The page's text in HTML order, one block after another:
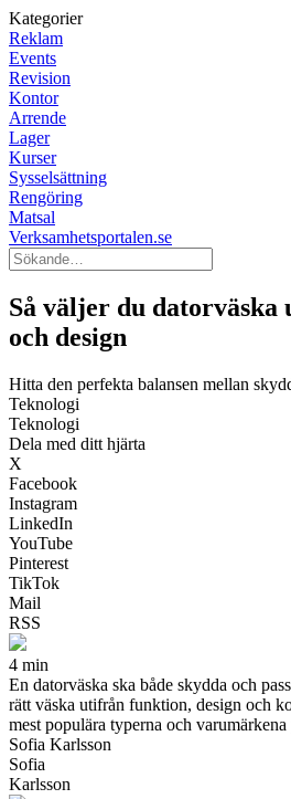
Kategorier
Reklam
Events
Revision
Kontor
Arrende
Lager
Kurser
Sysselsättning
Rengöring
Matsal
Verksamhetsportalen.se
Så väljer du
och design
Hitta den perfekta balansen mellan
Teknologi
Teknologi
Dela med ditt hjärta
X
Facebook
Instagram
LinkedIn
YouTube
Pinterest
TikTok
Mail
RSS
4 min
En datorväska ska både skydda och
rätt väska utifrån funktion, design och
mest populära typerna och varumärkena
Sofia Karlsson
Sofia
Karlsson